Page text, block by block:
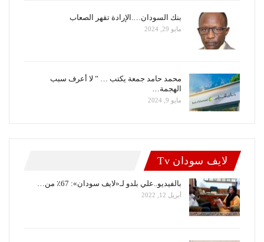
بنك السودان….الإرادة تقهر الصعاب
مايو 29, 2024
محمد حامد جمعة يكتب … ” لا أعرف سبب
الهجمة…
مايو 9, 2024
لايف سودان Tv
بالفيديو..علي بلدو لـ«لايف سودان»: 67٪ من…
أبريل 12, 2022